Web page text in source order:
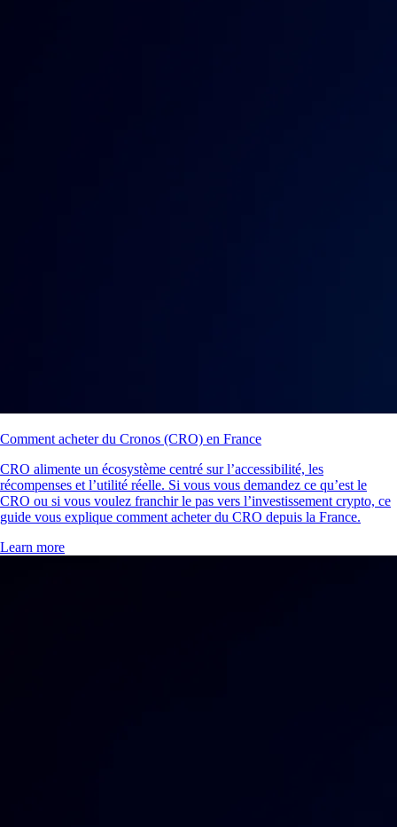
Comment acheter du Cronos (CRO) en France
CRO alimente un écosystème centré sur l’accessibilité, les
récompenses et l’utilité réelle. Si vous vous demandez ce qu’est le
CRO ou si vous voulez franchir le pas vers l’investissement crypto, ce
guide vous explique comment acheter du CRO depuis la France.
Learn more